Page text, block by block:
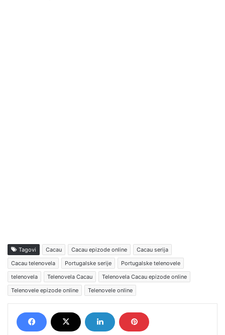
Tagovi Cacau Cacau epizode online
Cacau serija
Cacau telenovela
Portugalske serije
Portugalske telenovele
telenovela
Telenovela Cacau
Telenovela Cacau epizode online
Telenovele epizode online
Telenovele online